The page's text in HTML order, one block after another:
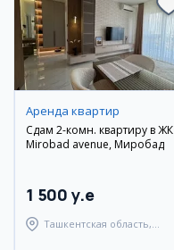
Аренда квартир
Сдам 2-комн. квартиру в ЖК
Mirobad avenue, Миробад
1 500 y.e
Ташкентская область,